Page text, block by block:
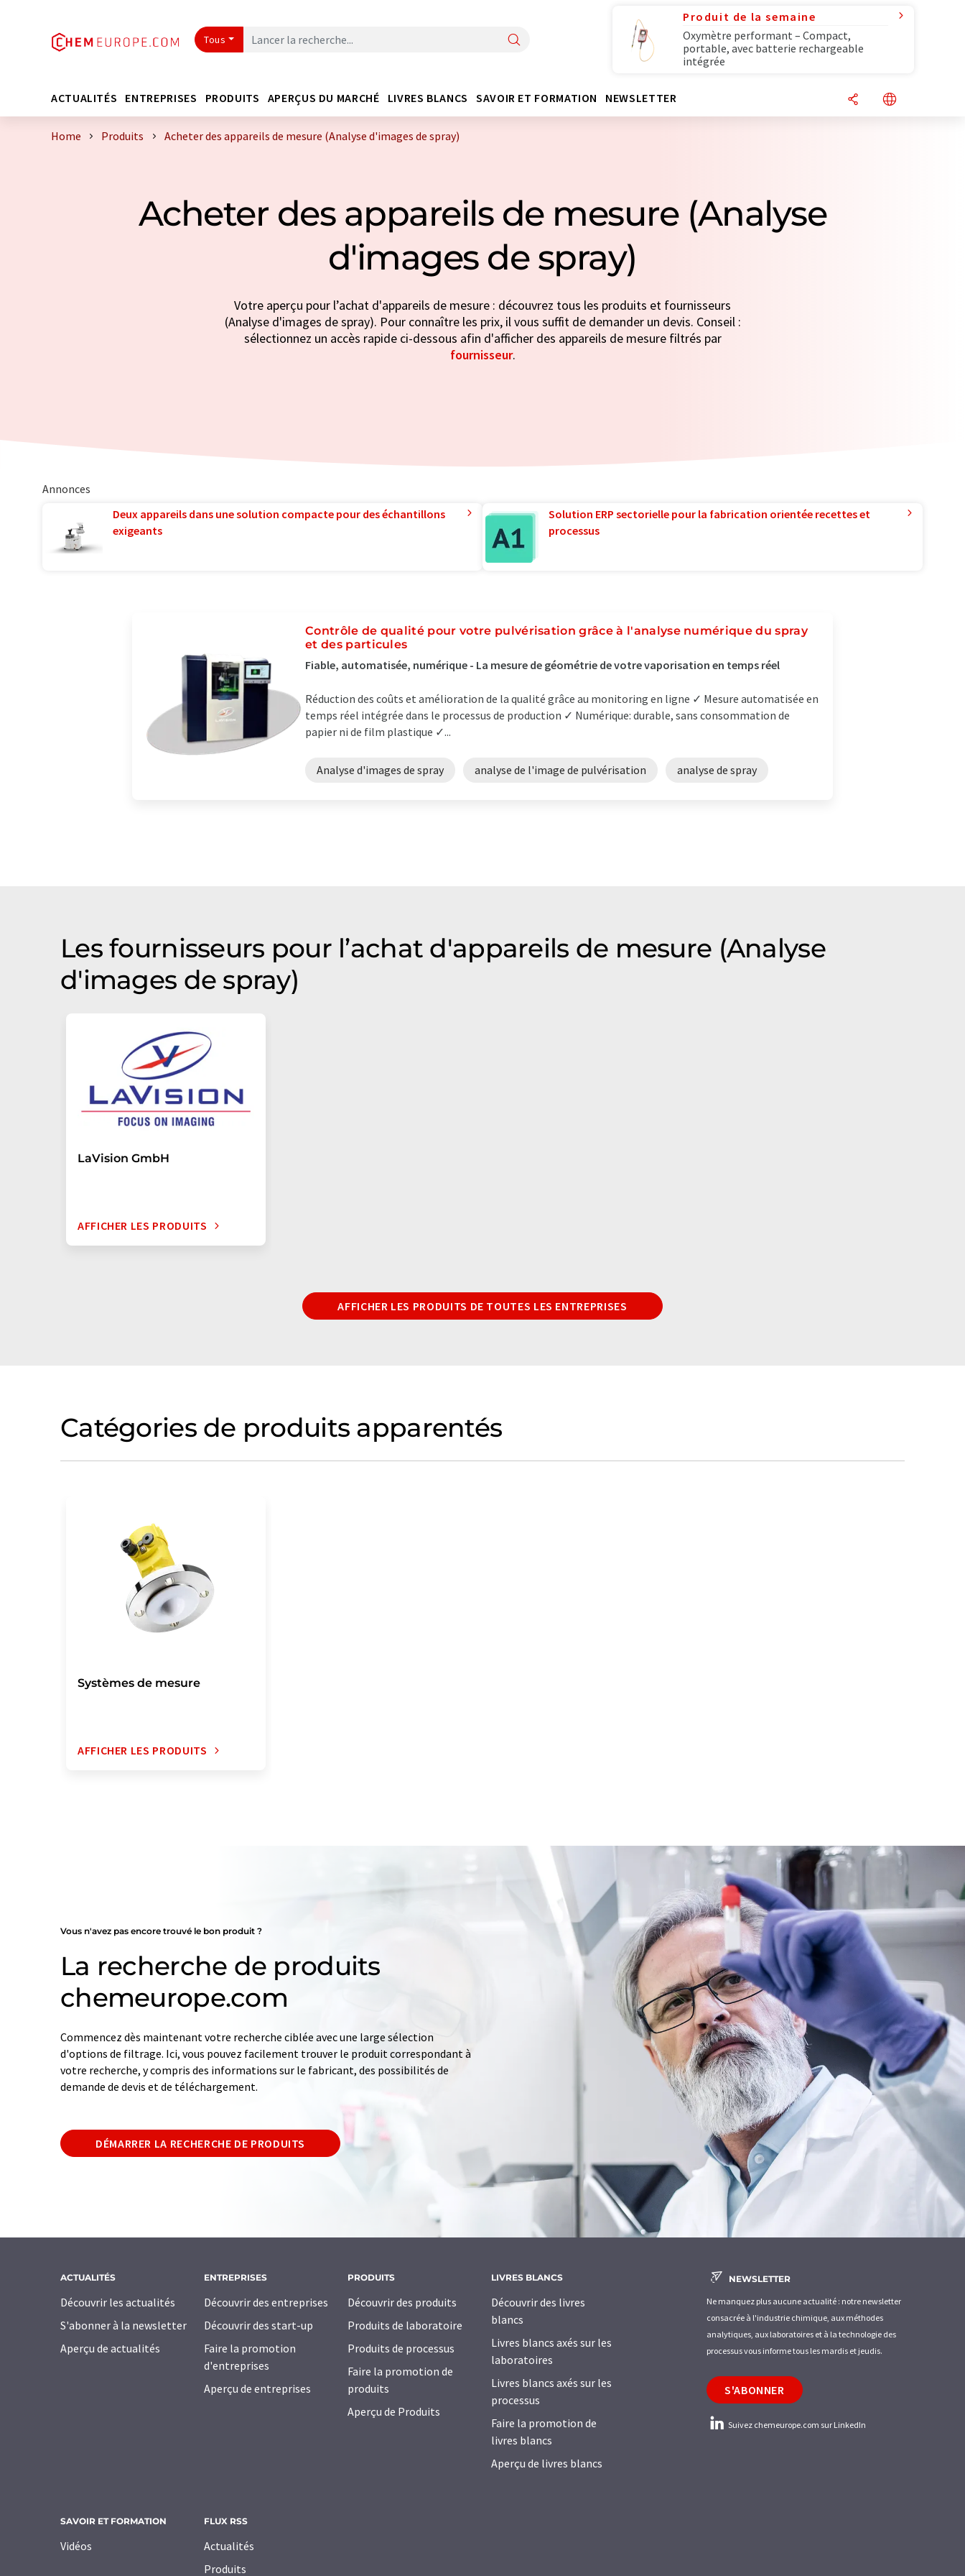
Tous
Produit de la semaine
Oxymètre performant – Compact,
portable, avec batterie rechargeable
intégrée
ACTUALITÉS ENTREPRISES PRODUITS APERÇUS DU MARCHÉ LIVRES BLANCS SAVOIR ET FORMATION NEWSLETTER
Home Produits Acheter des appareils de mesure (Analyse d'images de spray)
Acheter des appareils de mesure (Analyse
d'images de spray)
Votre aperçu pour l’achat d'appareils de mesure : découvrez tous les produits et fournisseurs
(Analyse d'images de spray). Pour connaître les prix, il vous suffit de demander un devis. Conseil :
sélectionnez un accès rapide ci-dessous afin d'afficher des appareils de mesure filtrés par
fournisseur.
Annonces
Deux appareils dans une solution compacte pour des échantillons
exigeants
Solution ERP sectorielle pour la fabrication orientée recettes et
processus
Contrôle de qualité pour votre pulvérisation grâce à l'analyse numérique du spray
et des particules
Fiable, automatisée, numérique - La mesure de géométrie de votre vaporisation en temps réel
Réduction des coûts et amélioration de la qualité grâce au monitoring en ligne ✓ Mesure automatisée en
temps réel intégrée dans le processus de production ✓ Numérique: durable, sans consommation de
papier ni de film plastique ✓...
Analyse d'images de spray analyse de l'image de pulvérisation analyse de spray
Les fournisseurs pour l’achat d'appareils de mesure (Analyse
d'images de spray)
LaVision GmbH
AFFICHER LES PRODUITS
AFFICHER LES PRODUITS DE TOUTES LES ENTREPRISES
Catégories de produits apparentés
Systèmes de mesure
AFFICHER LES PRODUITS
Vous n'avez pas encore trouvé le bon produit ?
La recherche de produits
chemeurope.com
Commencez dès maintenant votre recherche ciblée avec une large sélection
d'options de filtrage. Ici, vous pouvez facilement trouver le produit correspondant à
votre recherche, y compris des informations sur le fabricant, des possibilités de
demande de devis et de téléchargement.
DÉMARRER LA RECHERCHE DE PRODUITS
ACTUALITÉS
Découvrir les actualités
S'abonner à la newsletter
Aperçu de actualités
ENTREPRISES
Découvrir des entreprises
Découvrir des start-up
Faire la promotion
d'entreprises
Aperçu de entreprises
PRODUITS
Découvrir des produits
Produits de laboratoire
Produits de processus
Faire la promotion de
produits
Aperçu de Produits
LIVRES BLANCS
Découvrir des livres
blancs
Livres blancs axés sur les
laboratoires
Livres blancs axés sur les
processus
Faire la promotion de
livres blancs
Aperçu de livres blancs
SAVOIR ET FORMATION
Vidéos
FLUX RSS
Actualités
Produits
NEWSLETTER
Ne manquez plus aucune actualité : notre newsletter
consacrée à l'industrie chimique, aux méthodes
analytiques, aux laboratoires et à la technologie des
processus vous informe tous les mardis et jeudis.
S'ABONNER
Suivez chemeurope.com sur LinkedIn